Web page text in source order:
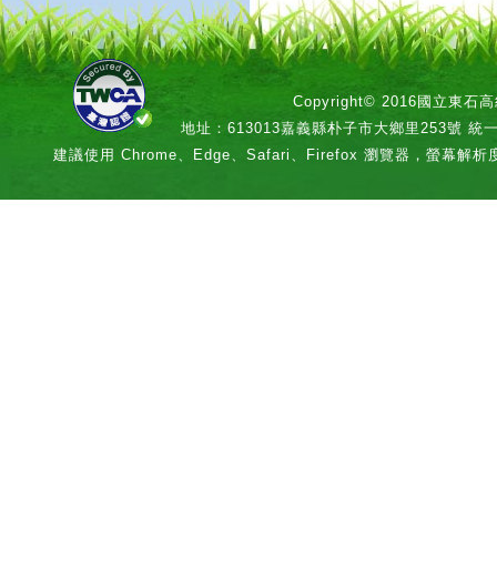
Copyright© 2016國立東石高
地址：613013嘉義縣朴子市大鄉里253號 統
建議使用 Chrome、Edge、Safari、Firefox 瀏覽器，螢幕解